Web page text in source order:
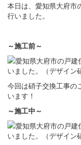
本日は、愛知県大府市
行いました。
～施工前～
今回は硝子交換工事の
います！
～施工中～